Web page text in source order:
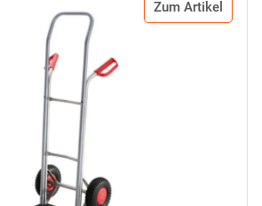
Zum Artikel